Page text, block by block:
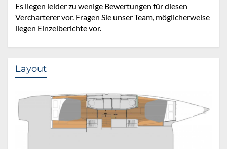
Es liegen leider zu wenige Bewertungen für diesen
Vercharterer vor. Fragen Sie unser Team, möglicherweise
liegen Einzelberichte vor.
Layout